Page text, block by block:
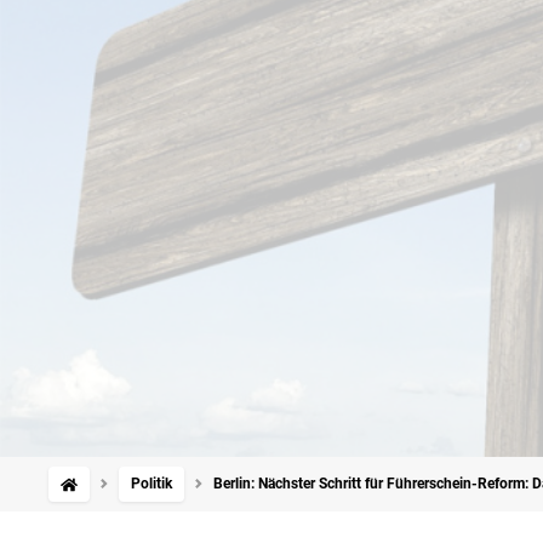
Politik Berlin: Nächster Schritt für Führerschein-Reform: